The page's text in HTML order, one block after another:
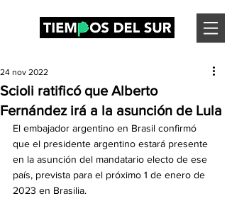
Scioli ratificó que Alberto
Fernández irá a la asunción de Lula
24 nov 2022
El embajador argentino en Brasil confirmó
que el presidente argentino estará presente
en la asunción del mandatario electo de ese
país, prevista para el próximo 1 de enero de
2023 en Brasilia.